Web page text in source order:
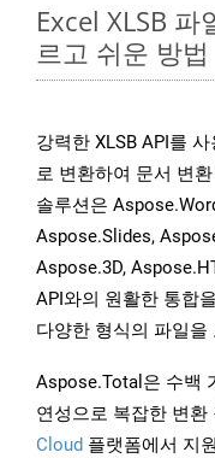
Excel XLSB
르고 쉬운 방법
강력한 XLSB API를
로 변환하여 문서 변
솔루션은
Aspose.Slides,
Aspose.3D,
API와의 원활한 통합
다양한 형식의 파일
Aspose.Total은 수백
연성으로 복잡한 변
Cloud 플랫폼에서 지